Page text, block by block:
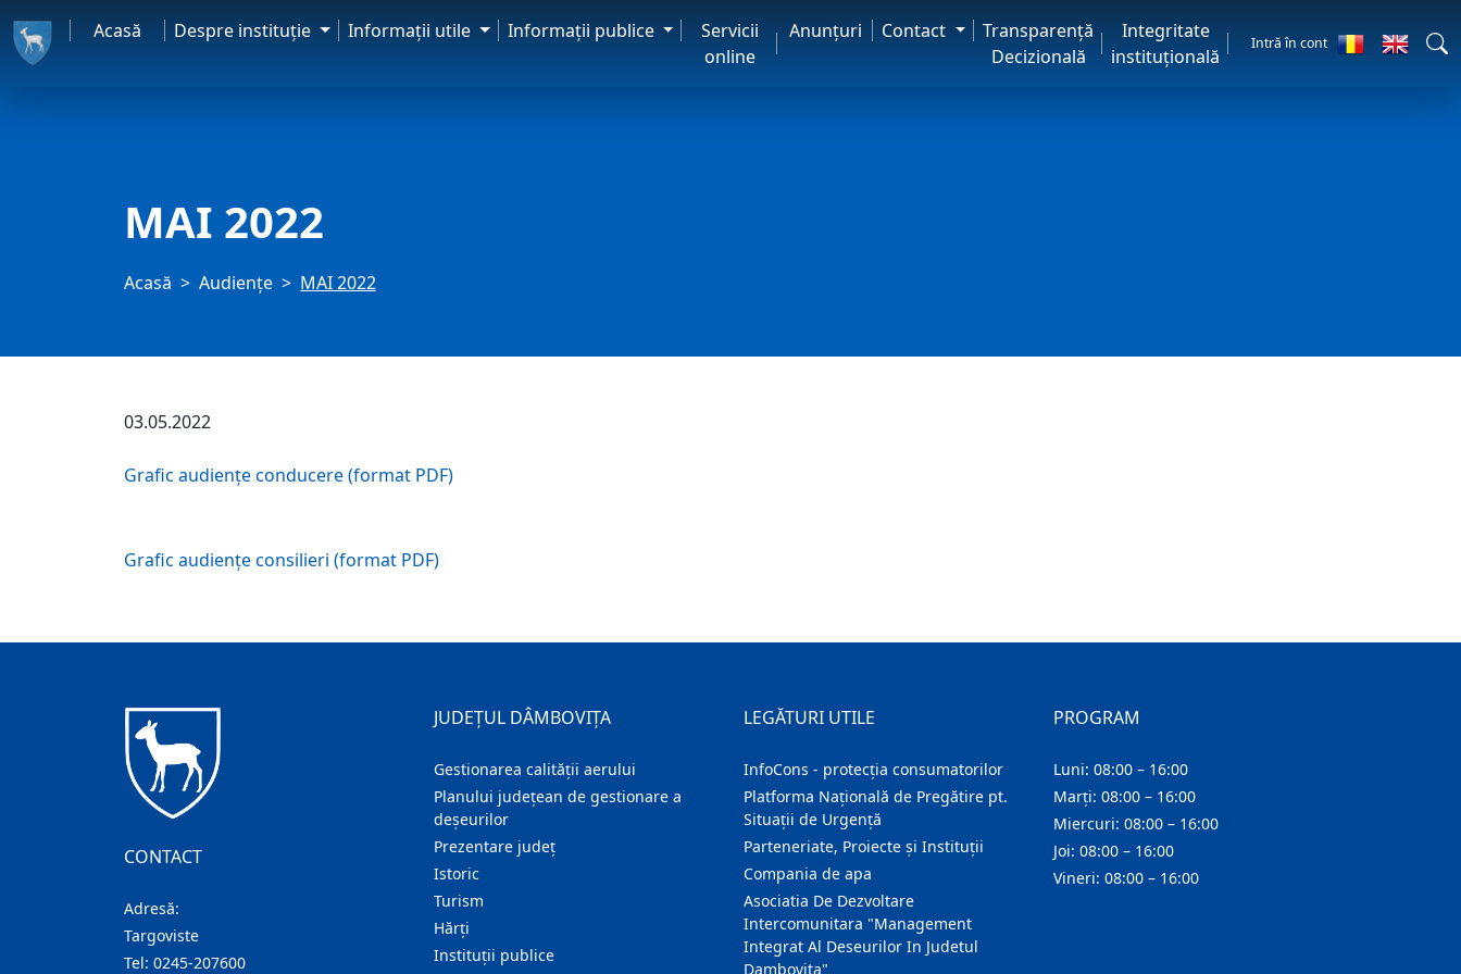
Acasă Despre instituţie Informaţii utile Informaţii publice
Servicii
online
Anunţuri Contact
Transparență
Decizională
Integritate
instituțională
Intră în cont
MAI 2022
Acasă Audienţe MAI 2022
03.05.2022
Grafic audiențe conducere (format PDF)
Grafic audiențe consilieri (format PDF)
CONTACT
Adresă:
Targoviste
Tel: 0245-207600
JUDEȚUL DÂMBOVIȚA
Gestionarea calității aerului
Planului județean de gestionare a
deșeurilor
Prezentare judeţ
Istoric
Turism
Hărţi
Instituţii publice
LEGĂTURI UTILE
InfoCons - protecția consumatorilor
Platforma Națională de Pregătire pt.
Situații de Urgență
Parteneriate, Proiecte și Instituții
Compania de apa
Asociatia De Dezvoltare
Intercomunitara "Management
Integrat Al Deseurilor In Judetul
Dambovita"
PROGRAM
Luni: 08:00 – 16:00
Marți: 08:00 – 16:00
Miercuri: 08:00 – 16:00
Joi: 08:00 – 16:00
Vineri: 08:00 – 16:00